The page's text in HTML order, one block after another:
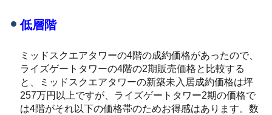
低層階
ミッドスクエアタワーの4階の成約価格があったので、
ライズゲートタワーの4階の2期販売価格と比較する
と、ミッドスクエアタワーの新築未入居成約価格は坪
257万円以上ですが、ライズゲートタワー2期の価格で
は4階がそれ以下の価格帯のためお得感はあります。数